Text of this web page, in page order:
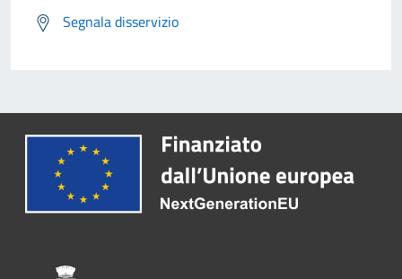
Segnala disservizio